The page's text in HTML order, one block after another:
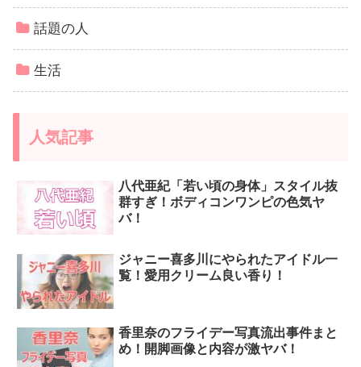
話題の人
生活
人気記事
八代亜紀「若い頃の身体」スタイル抜
群すぎ！ボディコンワンピの色気ヤ
バ！
ジャニー喜多川にやられたアイドル一
覧！愛用クリーム良い香り！
香里奈のフライデー写真流出事件まと
め！開脚画像と内容が激ヤバ！